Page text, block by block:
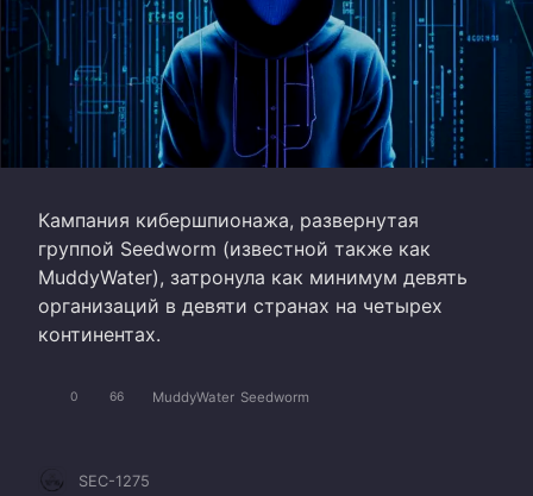
Кампания кибершпионажа, развернутая
группой Seedworm (известной также как
MuddyWater), затронула как минимум девять
организаций в девяти странах на четырех
континентах.
0 66 MuddyWater Seedworm
SEC-1275